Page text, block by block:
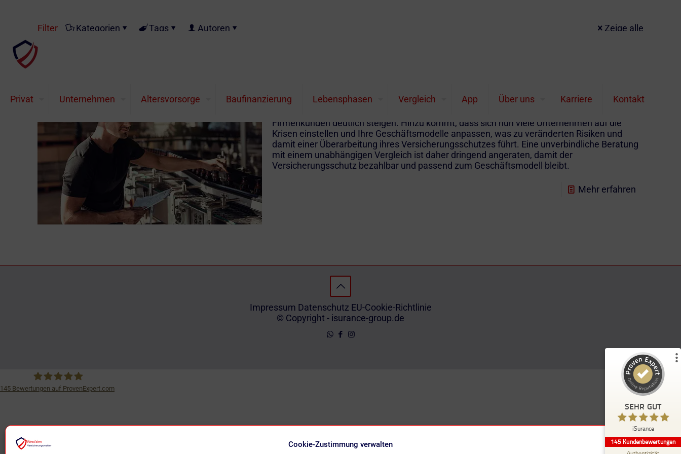
Cookie-Zustimmung verwalten
Privat Unternehmen Altersvorsorge Baufinanzierung Lebensphasen Vergleich App Über uns Karriere Kontakt
Filter Kategorien Tags Autoren Zeige alle
deutlich teurer
Firmenkunden deutlich steigen. Hinzu kommt, dass sich nun viele Unternehmen auf die
Krisen einstellen und Ihre Geschäftsmodelle anpassen, was zu veränderten Risiken und
damit einer Überarbeitung ihres Versicherungsschutzes führt. Eine unverbindliche Beratung
mit einem unabhängigen Vergleich ist daher dringend angeraten, damit der
Versicherungsschutz bezahlbar und passend zum Geschäftsmodell bleibt.
Mehr erfahren
Impressum Datenschutz EU-Cookie-Richtlinie
© Copyright - isurance-group.de
145 Bewertungen auf ProvenExpert.com
SEHR GUT
iSurance
145 Kundenbewertungen
100
%
Empfehlungen auf
ProvenExpert.com
31
Bewertungen auf
ProvenExpert.com
anderen Quellen
Blick aufs ProvenExpert-Profil werfen